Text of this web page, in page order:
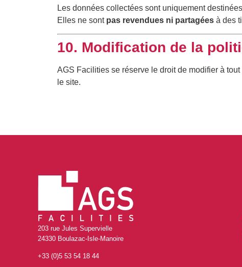
Les données collectées sont uniquement
Elles ne sont pas revendues ni partagées à des
10. Modification de la
AGS Facilities se réserve le droit de modifier à
le site.
203 rue Jules Supervielle
24330 Boulazac-Isle-Manoire
+33 (0)5 53 54 18 44